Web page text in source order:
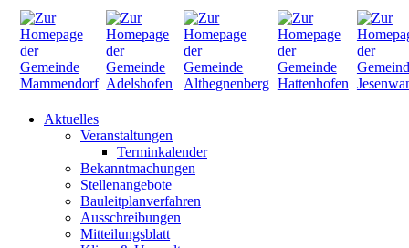
Aktuelles
Veranstaltungen
Terminkalender
Bekanntmachungen
Stellenangebote
Bauleitplanverfahren
Ausschreibungen
Mitteilungsblatt